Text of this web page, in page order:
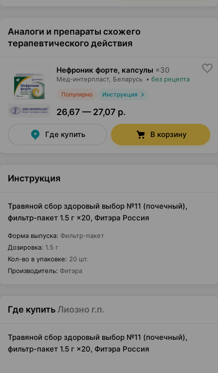
Аналоги и препараты схожего
терапевтического действия
Нефроник форте, капсулы ×30
Мед-интерпласт, Беларусь • без рецепта
Популярно Инструкция
26,67 — 27,07 р.
Где купить В корзину
Инструкция
Травяной сбор здоровый выбор №11 (почечный),
фильтр-пакет 1.5 г ×20, Фитэра Россия
Форма выпуска: Фильтр-пакет
Дозировка: 1.5 г
Кол-во в упаковке: 20 шт.
Производитель: Фитэра
Где купитьЛиозно г.п.
Травяной сбор здоровый выбор №11 (почечный),
фильтр-пакет 1.5 г ×20, Фитэра Россия